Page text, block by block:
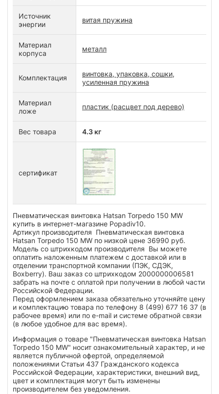
Источник
энергии
витая пружина
Материал
корпуса
металл
Комплектация
винтовка, упаковка, сошки,
усиленная пружина
Материал
ложе
пластик (расцвет под дерево)
Вес товара 4.3 кг
сертификат
Пневматическая винтовка Hatsan Torpedo 150 MW
купить в интернет-магазине Popadiv10.
Артикул производителя Пневматическая винтовка
Hatsan Torpedo 150 MW по низкой цене 36990 руб.
Модель со штрихкодом производителя Вы можете
оплатить наложенным платежем с доставкой или в
отделении транспортной компании (ПЭК, СДЭК,
Boxberry). Ваш заказ со штрихкодом 2000000006581
забрать на почте с оплатой при получении в любой части
Российской Федерации.
Перед оформлением заказа обязательно уточняйте цену
и комплектацию товара по телефону 8 (499) 677 16 37 (в
рабочее время) или по e-mail и системе обратной связи
(в любое удобное для вас время).
Информация о товаре "Пневматическая винтовка Hatsan
Torpedo 150 MW" носит ознакомительный характер, и не
является публичной офертой, определяемой
положениями Статьи 437 Гражданского кодекса
Российской Федерации, характеристики, внешний вид,
цвет и комплектация могут быть изменены
производителем без уведомления.